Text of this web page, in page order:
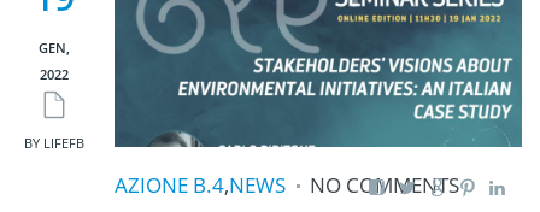
GEN,
2022
BY LIFEFB
AZIONE B.4,NEWS
NO COMMENTS